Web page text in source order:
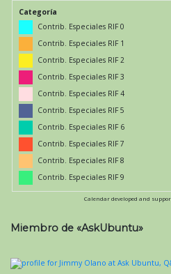
Categoría
Contrib. Especiales RIF 0
Contrib. Especiales RIF 1
Contrib. Especiales RIF 2
Contrib. Especiales RIF 3
Contrib. Especiales RIF 4
Contrib. Especiales RIF 5
Contrib. Especiales RIF 6
Contrib. Especiales RIF 7
Contrib. Especiales RIF 8
Contrib. Especiales RIF 9
Calendar developed and
Miembro de «AskUbuntu»